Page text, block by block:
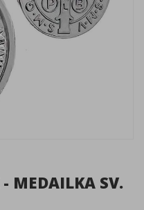
- MEDAILKA SV.